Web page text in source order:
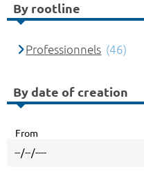
By rootline
Professionnels (46)
By date of creation
From